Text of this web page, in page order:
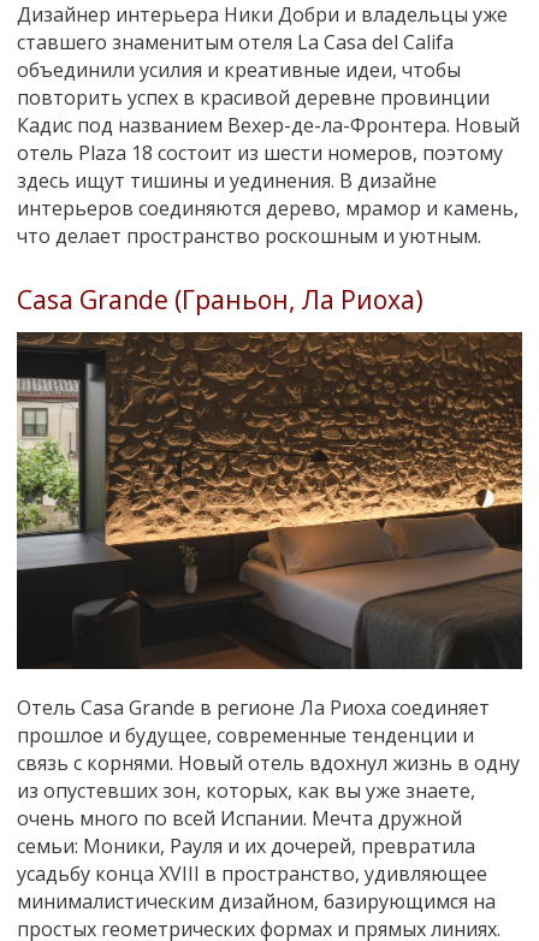
Дизайнер интерьера Ники Добри и владельцы уже
ставшего знаменитым отеля La Casa del Califa
объединили усилия и креативные идеи, чтобы
повторить успех в красивой деревне провинции
Кадис под названием Вехер-де-ла-Фронтера. Новый
отель Plaza 18 состоит из шести номеров, поэтому
здесь ищут тишины и уединения. В дизайне
интерьеров соединяются дерево, мрамор и камень,
что делает пространство роскошным и уютным.
Casa Grande (Граньон, Ла Риоха)
Отель Casa Grande в регионе Ла Риоха соединяет
прошлое и будущее, современные тенденции и
связь с корнями. Новый отель вдохнул жизнь в одну
из опустевших зон, которых, как вы уже знаете,
очень много по всей Испании. Мечта дружной
семьи: Моники, Рауля и их дочерей, превратила
усадьбу конца XVIII в пространство, удивляющее
минималистическим дизайном, базирующимся на
простых геометрических формах и прямых линиях.